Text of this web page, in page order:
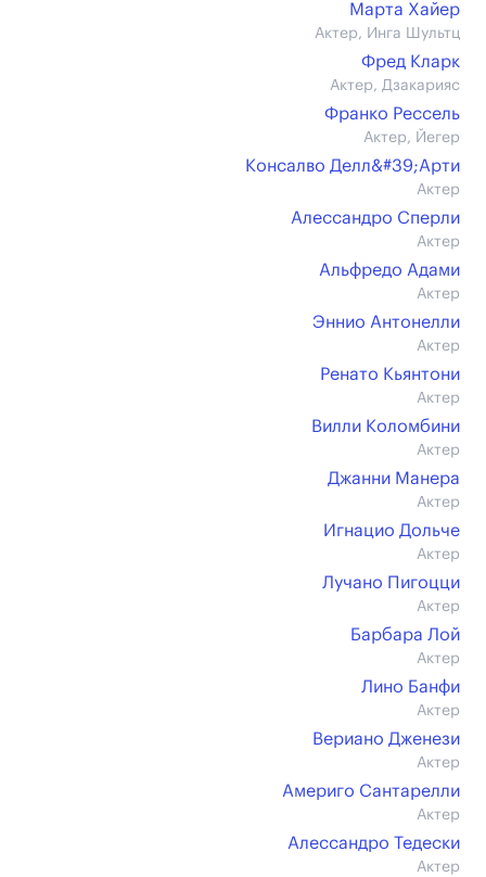
Марта Хайер
Актер, Инга Шультц
Фред Кларк
Актер, Дзакарияс
Франко Рессель
Актер, Йегер
Консалво Делл&#39;Арти
Актер
Алессандро Сперли
Актер
Альфредо Адами
Актер
Эннио Антонелли
Актер
Ренато Кьянтони
Актер
Вилли Коломбини
Актер
Джанни Манера
Актер
Игнацио Дольче
Актер
Лучано Пигоцци
Актер
Барбара Лой
Актер
Лино Банфи
Актер
Вериано Дженези
Актер
Америго Сантарелли
Актер
Алессандро Тедески
Актер